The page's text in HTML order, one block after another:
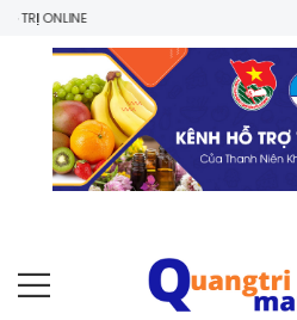
ONLINE